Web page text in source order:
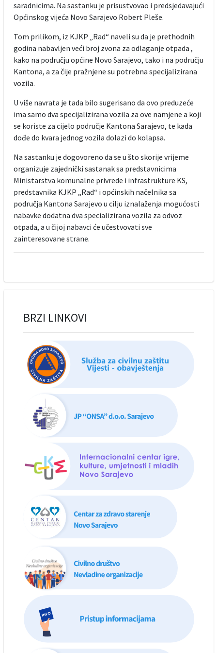
saradnicima. Na sastanku je prisustvovao i predsjedavajući
Općinskog vijeća Novo Sarajevo Robert Pleše.
Tom prilikom, iz KJKP „Rad“ naveli su da je prethodnih
godina nabavljen veći broj zvona za odlaganje otpada ,
kako na području općine Novo Sarajevo, tako i na području
Kantona, a za čije pražnjene su potrebna specijalizirana
vozila.
U više navrata je tada bilo sugerisano da ovo preduzeće
ima samo dva specijalizirana vozila za ove namjene a koji
se koriste za cijelo područje Kantona Sarajevo, te kada
dođe do kvara jednog vozila dolazi do kolapsa.
Na sastanku je dogovoreno da se u što skorije vrijeme
organizuje zajednički sastanak sa predstavnicima
Ministarstva komunalne privrede i infrastrukture KS,
predstavnika KJKP „Rad“ i općinskih načelnika sa
područja Kantona Sarajevo u cilju iznalaženja mogućosti
nabavke dodatna dva specializirana vozila za odvoz
otpada, a u čijoj nabavci će učestvovati sve
zainteresovane strane.
BRZI LINKOVI